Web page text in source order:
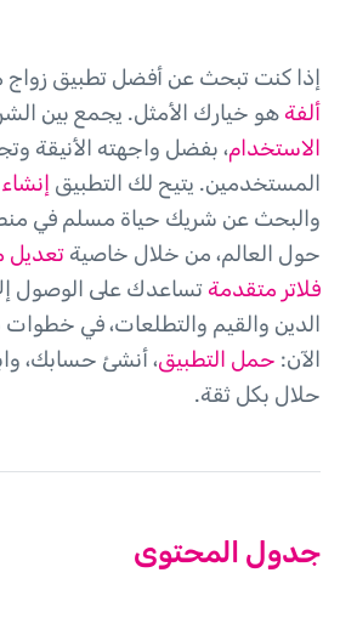
إذا كنت تبحث عن أفضل تطبيق زواج
ألفة هو خيارك الأمثل. يجمع بين
الاستخدام، بفضل واجهته الأنيقة
المستخدمين. يتيح لك التطبيق
والبحث عن شريك حياة مسلم في
حول العالم، من خلال خاصية تعديل
فلاتر متقدمة تساعدك على الوصول
الدين والقيم والتطلعات، في
الآن: حمل التطبيق، أنشئ حسابك،
حلال بكل ثقة.
جدول المحتوى